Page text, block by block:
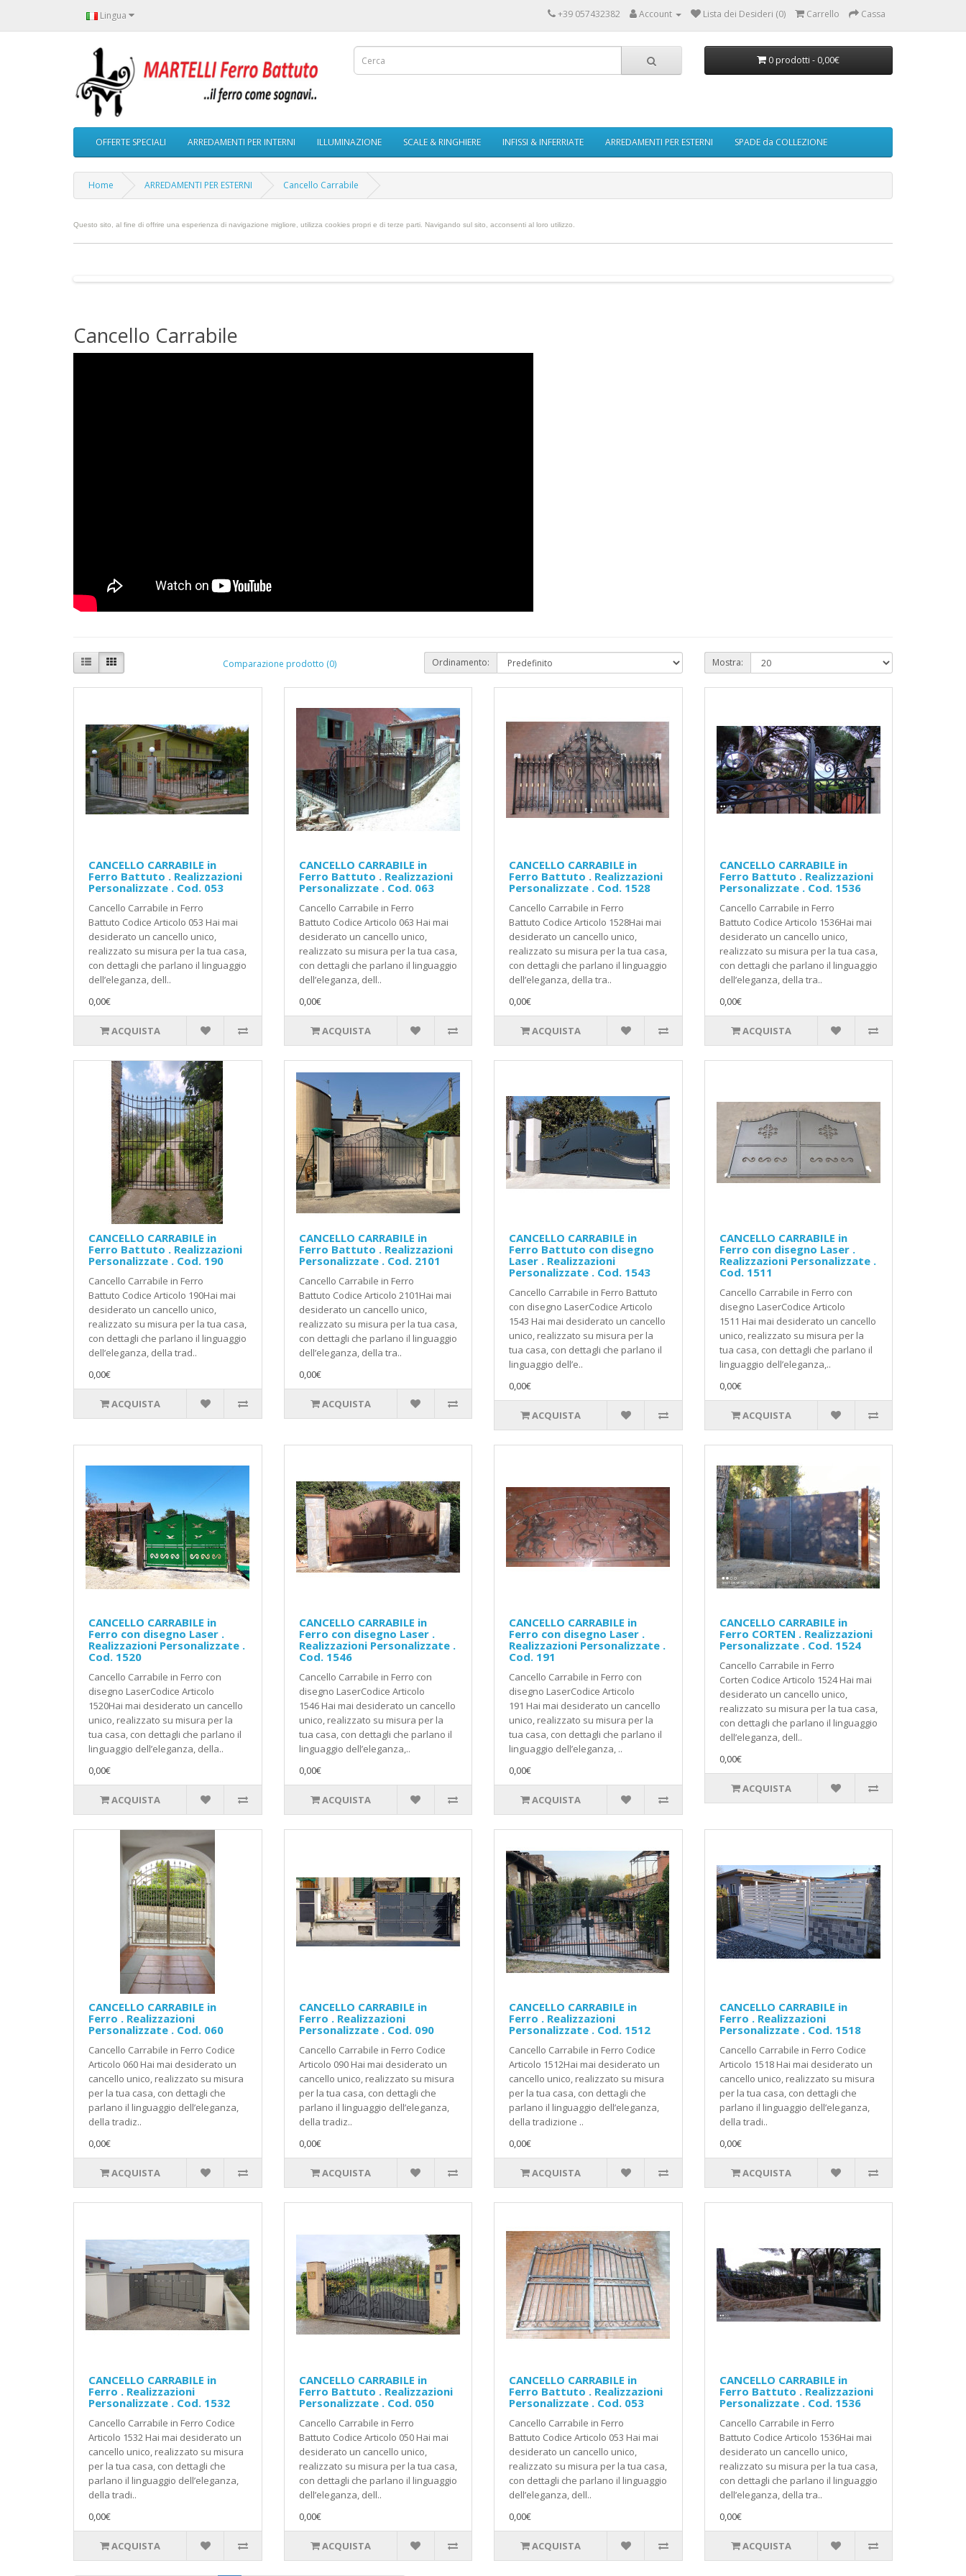
Lingua +39 057432382 Account Lista dei Desideri (0) Carrello Cassa
0 prodotti - 0,00€
OFFERTE SPECIALI ARREDAMENTI PER INTERNI ILLUMINAZIONE SCALE & RINGHIERE INFISSI & INFERRIATE ARREDAMENTI PER ESTERNI SPADE da COLLEZIONE
Home ARREDAMENTI PER ESTERNI Cancello Carrabile
Questo sito, al fine di offrire una esperienza di navigazione migliore, utilizza cookies propri e di terze parti. Navigando sul sito, acconsenti al loro utilizzo.
Cancello Carrabile
Comparazione prodotto (0) Ordinamento: Mostra:
CANCELLO CARRABILE in
Ferro Battuto . Realizzazioni
Personalizzate . Cod. 053
Cancello Carrabile in Ferro
Battuto Codice Articolo 053 Hai mai
desiderato un cancello unico,
realizzato su misura per la tua casa,
con dettagli che parlano il linguaggio
dell’eleganza, dell..
0,00€
ACQUISTA
CANCELLO CARRABILE in
Ferro Battuto . Realizzazioni
Personalizzate . Cod. 063
Cancello Carrabile in Ferro
Battuto Codice Articolo 063 Hai mai
desiderato un cancello unico,
realizzato su misura per la tua casa,
con dettagli che parlano il linguaggio
dell’eleganza, dell..
0,00€
ACQUISTA
CANCELLO CARRABILE in
Ferro Battuto . Realizzazioni
Personalizzate . Cod. 1528
Cancello Carrabile in Ferro
Battuto Codice Articolo 1528Hai mai
desiderato un cancello unico,
realizzato su misura per la tua casa,
con dettagli che parlano il linguaggio
dell’eleganza, della tra..
0,00€
ACQUISTA
CANCELLO CARRABILE in
Ferro Battuto . Realizzazioni
Personalizzate . Cod. 1536
Cancello Carrabile in Ferro
Battuto Codice Articolo 1536Hai mai
desiderato un cancello unico,
realizzato su misura per la tua casa,
con dettagli che parlano il linguaggio
dell’eleganza, della tra..
0,00€
ACQUISTA
CANCELLO CARRABILE in
Ferro Battuto . Realizzazioni
Personalizzate . Cod. 190
Cancello Carrabile in Ferro
Battuto Codice Articolo 190Hai mai
desiderato un cancello unico,
realizzato su misura per la tua casa,
con dettagli che parlano il linguaggio
dell’eleganza, della trad..
0,00€
ACQUISTA
CANCELLO CARRABILE in
Ferro Battuto . Realizzazioni
Personalizzate . Cod. 2101
Cancello Carrabile in Ferro
Battuto Codice Articolo 2101Hai mai
desiderato un cancello unico,
realizzato su misura per la tua casa,
con dettagli che parlano il linguaggio
dell’eleganza, della tra..
0,00€
ACQUISTA
CANCELLO CARRABILE in
Ferro Battuto con disegno
Laser . Realizzazioni
Personalizzate . Cod. 1543
Cancello Carrabile in Ferro Battuto
con disegno LaserCodice Articolo
1543 Hai mai desiderato un cancello
unico, realizzato su misura per la
tua casa, con dettagli che parlano il
linguaggio dell’e..
0,00€
ACQUISTA
CANCELLO CARRABILE in
Ferro con disegno Laser .
Realizzazioni Personalizzate .
Cod. 1511
Cancello Carrabile in Ferro con
disegno LaserCodice Articolo
1511 Hai mai desiderato un cancello
unico, realizzato su misura per la
tua casa, con dettagli che parlano il
linguaggio dell’eleganza,..
0,00€
ACQUISTA
CANCELLO CARRABILE in
Ferro con disegno Laser .
Realizzazioni Personalizzate .
Cod. 1520
Cancello Carrabile in Ferro con
disegno LaserCodice Articolo
1520Hai mai desiderato un cancello
unico, realizzato su misura per la
tua casa, con dettagli che parlano il
linguaggio dell’eleganza, della..
0,00€
ACQUISTA
CANCELLO CARRABILE in
Ferro con disegno Laser .
Realizzazioni Personalizzate .
Cod. 1546
Cancello Carrabile in Ferro con
disegno LaserCodice Articolo
1546 Hai mai desiderato un cancello
unico, realizzato su misura per la
tua casa, con dettagli che parlano il
linguaggio dell’eleganza,..
0,00€
ACQUISTA
CANCELLO CARRABILE in
Ferro con disegno Laser .
Realizzazioni Personalizzate .
Cod. 191
Cancello Carrabile in Ferro con
disegno LaserCodice Articolo
191 Hai mai desiderato un cancello
unico, realizzato su misura per la
tua casa, con dettagli che parlano il
linguaggio dell’eleganza, ..
0,00€
ACQUISTA
CANCELLO CARRABILE in
Ferro CORTEN . Realizzazioni
Personalizzate . Cod. 1524
Cancello Carrabile in Ferro
Corten Codice Articolo 1524 Hai mai
desiderato un cancello unico,
realizzato su misura per la tua casa,
con dettagli che parlano il linguaggio
dell’eleganza, dell..
0,00€
ACQUISTA
CANCELLO CARRABILE in
Ferro . Realizzazioni
Personalizzate . Cod. 060
Cancello Carrabile in Ferro Codice
Articolo 060 Hai mai desiderato un
cancello unico, realizzato su misura
per la tua casa, con dettagli che
parlano il linguaggio dell’eleganza,
della tradiz..
0,00€
ACQUISTA
CANCELLO CARRABILE in
Ferro . Realizzazioni
Personalizzate . Cod. 090
Cancello Carrabile in Ferro Codice
Articolo 090 Hai mai desiderato un
cancello unico, realizzato su misura
per la tua casa, con dettagli che
parlano il linguaggio dell’eleganza,
della tradiz..
0,00€
ACQUISTA
CANCELLO CARRABILE in
Ferro . Realizzazioni
Personalizzate . Cod. 1512
Cancello Carrabile in Ferro Codice
Articolo 1512Hai mai desiderato un
cancello unico, realizzato su misura
per la tua casa, con dettagli che
parlano il linguaggio dell’eleganza,
della tradizione ..
0,00€
ACQUISTA
CANCELLO CARRABILE in
Ferro . Realizzazioni
Personalizzate . Cod. 1518
Cancello Carrabile in Ferro Codice
Articolo 1518 Hai mai desiderato un
cancello unico, realizzato su misura
per la tua casa, con dettagli che
parlano il linguaggio dell’eleganza,
della tradi..
0,00€
ACQUISTA
CANCELLO CARRABILE in
Ferro . Realizzazioni
Personalizzate . Cod. 1532
Cancello Carrabile in Ferro Codice
Articolo 1532 Hai mai desiderato un
cancello unico, realizzato su misura
per la tua casa, con dettagli che
parlano il linguaggio dell’eleganza,
della tradi..
0,00€
ACQUISTA
CANCELLO CARRABILE in
Ferro Battuto . Realizzazioni
Personalizzate . Cod. 050
Cancello Carrabile in Ferro
Battuto Codice Articolo 050 Hai mai
desiderato un cancello unico,
realizzato su misura per la tua casa,
con dettagli che parlano il linguaggio
dell’eleganza, dell..
0,00€
ACQUISTA
CANCELLO CARRABILE in
Ferro Battuto . Realizzazioni
Personalizzate . Cod. 053
Cancello Carrabile in Ferro
Battuto Codice Articolo 053 Hai mai
desiderato un cancello unico,
realizzato su misura per la tua casa,
con dettagli che parlano il linguaggio
dell’eleganza, dell..
0,00€
ACQUISTA
CANCELLO CARRABILE in
Ferro Battuto . Realizzazioni
Personalizzate . Cod. 1536
Cancello Carrabile in Ferro
Battuto Codice Articolo 1536Hai mai
desiderato un cancello unico,
realizzato su misura per la tua casa,
con dettagli che parlano il linguaggio
dell’eleganza, della tra..
0,00€
ACQUISTA